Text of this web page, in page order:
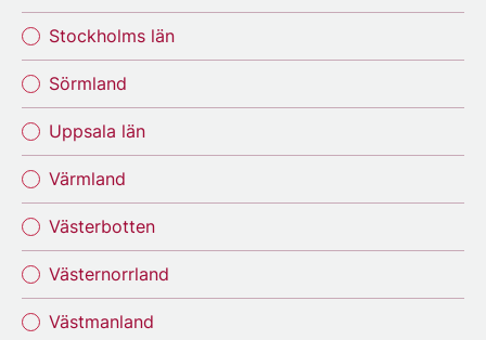
Stockholms län
Sörmland
Uppsala län
Värmland
Västerbotten
Västernorrland
Västmanland